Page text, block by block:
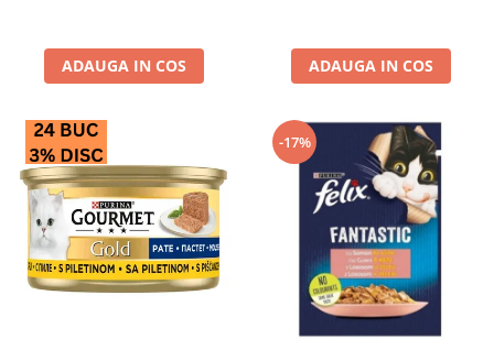
ADAUGA IN COS ADAUGA IN COS
-17%